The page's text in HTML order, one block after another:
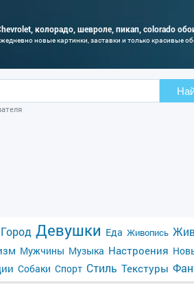
колорадо, шевроле, пикап, colorado
новые картинки, заставки и только красивые
Город Девушки Еда Живопись
Мужчины Музыка Настроения
Собаки Спорт Стиль Текстуры